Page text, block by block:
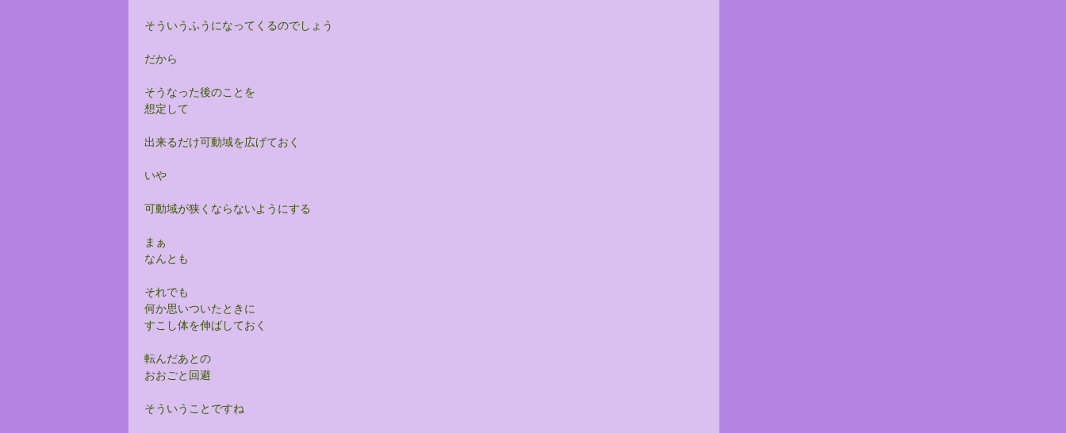
そういうふうになってくるのでしょう
だから
そうなった後のことを
想定して
出来るだけ可動域を広げておく
いや
可動域が狭くならないようにする
まぁ
なんとも
それでも
何か思いついたときに
すこし体を伸ばしておく
転んだあとの
おおごと回避
そういうことですね